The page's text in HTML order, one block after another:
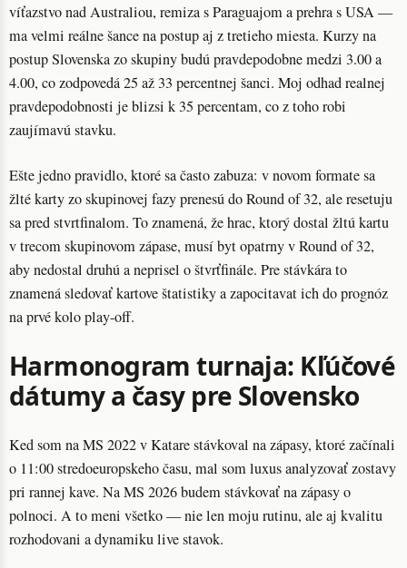
víťazstvo nad Australiou, remiza s Paraguajom a prehra s USA —
ma velmi reálne šance na postup aj z tretieho miesta. Kurzy na
postup Slovenska zo skupiny budú pravdepodobne medzi 3.00 a
4.00, co zodpovedá 25 až 33 percentnej šanci. Moj odhad realnej
pravdepodobnosti je blizsi k 35 percentam, co z toho robi
zaujímavú stavku.
Ešte jedno pravidlo, ktoré sa často zabuza: v novom formate sa
žlté karty zo skupinovej fazy prenesú do Round of 32, ale resetuju
sa pred stvrtfinalom. To znamená, že hrac, ktorý dostal žltú kartu
v trecom skupinovom zápase, musí byt opatrny v Round of 32,
aby nedostal druhú a neprisel o štvrťfinále. Pre stávkára to
znamená sledovať kartove štatistiky a zapocitavat ich do prognóz
na prvé kolo play-off.
Harmonogram turnaja: Kľúčové
dátumy a časy pre Slovensko
Ked som na MS 2022 v Katare stávkoval na zápasy, ktoré začínali
o 11:00 stredoeuropskeho času, mal som luxus analyzovať zostavy
pri rannej kave. Na MS 2026 budem stávkovať na zápasy o
polnoci. A to meni všetko — nie len moju rutinu, ale aj kvalitu
rozhodovani a dynamiku live stavok.